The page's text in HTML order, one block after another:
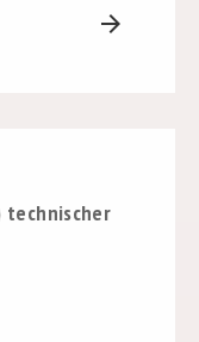
arrow_forward
technischer